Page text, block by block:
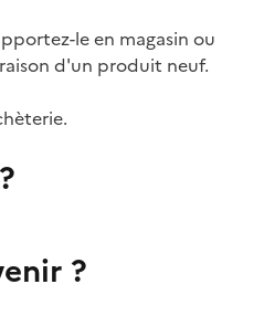
le en magasin ou
d'un produit neuf.
?